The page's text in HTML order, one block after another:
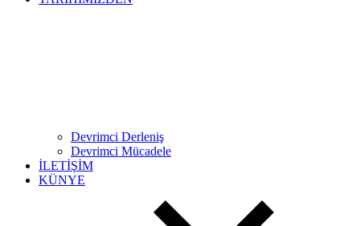
Devrimci Derleniş
Devrimci Mücadele
İLETİŞİM
KÜNYE